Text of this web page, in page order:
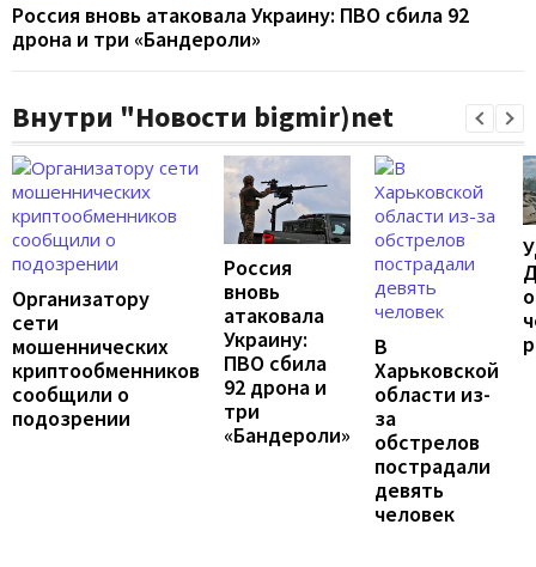
Россия вновь атаковала Украину: ПВО сбила 92
дрона и три «Бандероли»
Внутри "Новости bigmir)net
Организатору
сети
мошеннических
криптообменников
сообщили о
подозрении
Россия
вновь
атаковала
Украину:
ПВО сбила
92 дрона и
три
«Бандероли»
В
Харьковской
области из-
за
обстрелов
пострадали
девять
человек